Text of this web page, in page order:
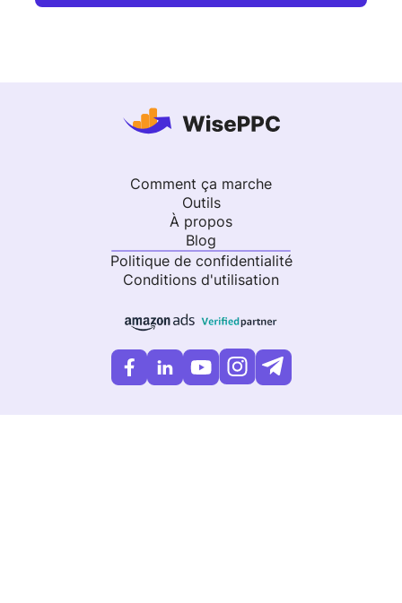
Comment ça marche
Outils
À propos
Blog
Politique de confidentialité
Conditions d'utilisation